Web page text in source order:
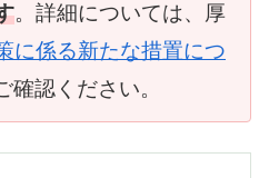
。詳細については、厚
に係る新たな措置につ
確認ください。